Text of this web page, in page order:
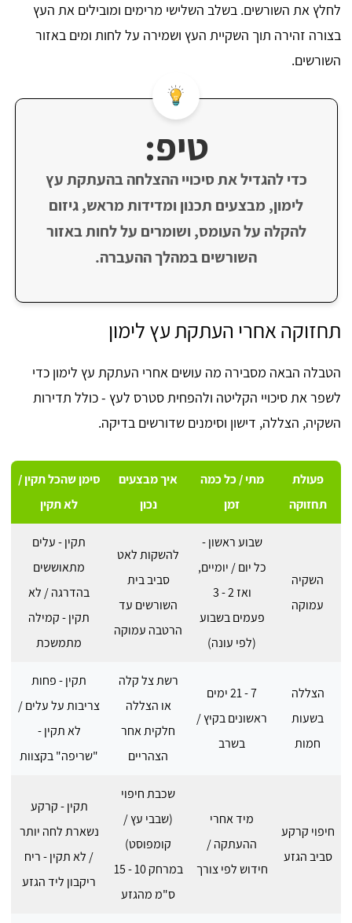
לחלץ את השורשים. בשלב השלישי מרימים ומובילים את העץ
בצורה זהירה תוך השקיית העץ ושמירה על לחות ומים באזור
השורשים.
טיפ:
כדי להגדיל את סיכויי ההצלחה בהעתקת עץ
לימון, מבצעים תכנון ומדידות מראש, גיזום
להקלה על העומס, ושומרים על לחות באזור
השורשים במהלך ההעברה.
תחזוקה אחרי העתקת עץ לימון
הטבלה הבאה מסבירה מה עושים אחרי העתקת עץ לימון כדי
לשפר את סיכויי הקליטה ולהפחית סטרס לעץ - כולל תדירות
השקיה, הצללה, דישון וסימנים שדורשים בדיקה.
פעולת
תחזוקה
מתי / כל כמה
זמן
איך מבצעים
נכון
סימן שהכל תקין /
לא תקין
השקיה
עמוקה
שבוע ראשון -
כל יום / יומיים,
ואז 2 - 3
פעמים בשבוע
(לפי עונה)
להשקות לאט
סביב בית
השורשים עד
הרטבה עמוקה
תקין - עלים
מתאוששים
בהדרגה / לא
תקין - קמילה
מתמשכת
הצללה
בשעות
חמות
7 - 21 ימים
ראשונים בקיץ /
בשרב
רשת צל קלה
או הצללה
חלקית אחר
הצהריים
תקין - פחות
צריבות על עלים /
לא תקין -
"שריפה" בקצוות
חיפוי קרקע
סביב הגזע
מיד אחרי
ההעתקה /
חידוש לפי צורך
שכבת חיפוי
(שבבי עץ /
קומפוסט)
במרחק 10 - 15
ס"מ מהגזע
תקין - קרקע
נשארת לחה יותר
/ לא תקין - ריח
ריקבון ליד הגזע